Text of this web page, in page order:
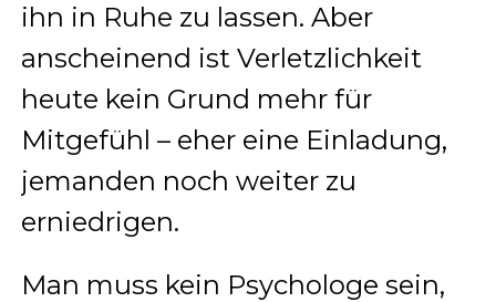
ihn in Ruhe zu lassen. Aber
anscheinend ist Verletzlichkeit
heute kein Grund mehr für
Mitgefühl – eher eine Einladung,
jemanden noch weiter zu
erniedrigen.
Man muss kein Psychologe sein,